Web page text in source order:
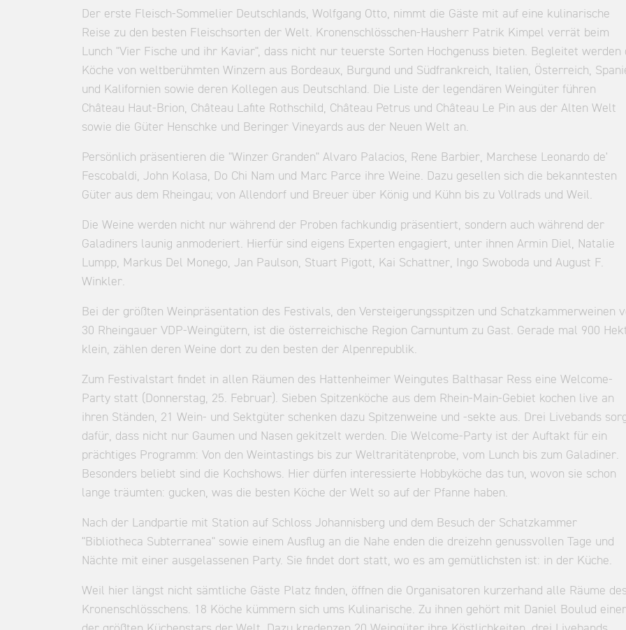
Der erste Fleisch-Sommelier Deutschlands, Wolfgang Otto, nimmt die Gäste mit auf eine kulinarische
Reise zu den besten Fleischsorten der Welt. Kronenschlösschen-Hausherr Patrik Kimpel verrät beim
Lunch "Vier Fische und ihr Kaviar", dass nicht nur teuerste Sorten Hochgenuss bieten. Begleitet werden
Köche von weltberühmten Winzern aus Bordeaux, Burgund und Südfrankreich, Italien, Österreich,
und Kalifornien sowie deren Kollegen aus Deutschland. Die Liste der legendären Weingüter führen
Château Haut-Brion, Château Lafite Rothschild, Château Petrus und Château Le Pin aus der Alten Welt
sowie die Güter Henschke und Beringer Vineyards aus der Neuen Welt an.
Persönlich präsentieren die "Winzer Granden" Alvaro Palacios, Rene Barbier, Marchese Leonardo de'
Fescobaldi, John Kolasa, Do Chi Nam und Marc Parce ihre Weine. Dazu gesellen sich die bekanntesten
Güter aus dem Rheingau; von Allendorf und Breuer über König und Kühn bis zu Vollrads und Weil.
Die Weine werden nicht nur während der Proben fachkundig präsentiert, sondern auch während der
Galadiners launig anmoderiert. Hierfür sind eigens Experten engagiert, unter ihnen Armin Diel, Natalie
Lumpp, Markus Del Monego, Jan Paulson, Stuart Pigott, Kai Schattner, Ingo Swoboda und August F.
Winkler.
Bei der größten Weinpräsentation des Festivals, den Versteigerungsspitzen und Schatzkammerweinen
30 Rheingauer VDP-Weingütern, ist die österreichische Region Carnuntum zu Gast. Gerade mal 900
klein, zählen deren Weine dort zu den besten der Alpenrepublik.
Zum Festivalstart findet in allen Räumen des Hattenheimer Weingutes Balthasar Ress eine Welcome-
Party statt (Donnerstag, 25. Februar). Sieben Spitzenköche aus dem Rhein-Main-Gebiet kochen live an
ihren Ständen, 21 Wein- und Sektgüter schenken dazu Spitzenweine und -sekte aus. Drei Livebands
dafür, dass nicht nur Gaumen und Nasen gekitzelt werden. Die Welcome-Party ist der Auftakt für ein
prächtiges Programm: Von den Weintastings bis zur Weltraritätenprobe, vom Lunch bis zum Galadiner.
Besonders beliebt sind die Kochshows. Hier dürfen interessierte Hobbyköche das tun, wovon sie schon
lange träumten: gucken, was die besten Köche der Welt so auf der Pfanne haben.
Nach der Landpartie mit Station auf Schloss Johannisberg und dem Besuch der Schatzkammer
"Bibliotheca Subterranea" sowie einem Ausflug an die Nahe enden die dreizehn genussvollen Tage und
Nächte mit einer ausgelassenen Party. Sie findet dort statt, wo es am gemütlichsten ist: in der Küche.
Weil hier längst nicht sämtliche Gäste Platz finden, öffnen die Organisatoren kurzerhand alle Räume des
Kronenschlösschens. 18 Köche kümmern sich ums Kulinarische. Zu ihnen gehört mit Daniel Boulud einer